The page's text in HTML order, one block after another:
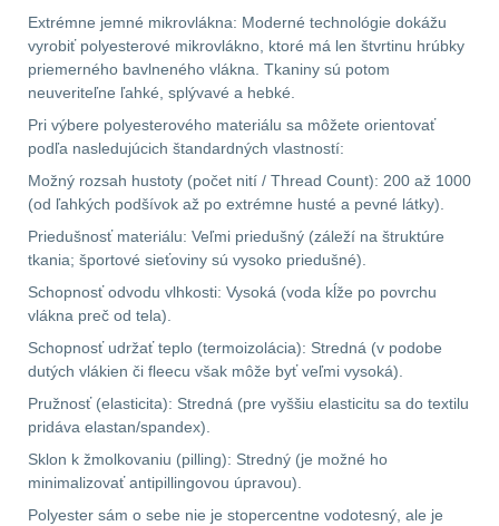
AK4710
.2210
.223 (5.56mm)9
.243 .260 (6.5mm)7
.270 .280 (7mm) 8
.30 .308 (7.62mm)
11
12GA, 20GA14
.40 .41
.44 .45
Extrémne jemné mikrovlákna: Moderné technológie dokážu
vyrobiť polyesterové mikrovlákno, ktoré má len štvrtinu hrúbky
priemerného bavlneného vlákna. Tkaniny sú potom
neuveriteľne ľahké, splývavé a hebké.
Pri výbere polyesterového materiálu sa môžete orientovať
podľa nasledujúcich štandardných vlastností:
Možný rozsah hustoty (počet nití / Thread Count): 200 až 1000
(od ľahkých podšívok až po extrémne husté a pevné látky).
Priedušnosť materiálu: Veľmi priedušný (záleží na štruktúre
tkania; športové sieťoviny sú vysoko priedušné).
Schopnosť odvodu vlhkosti: Vysoká (voda kĺže po povrchu
vlákna preč od tela).
Schopnosť udržať teplo (termoizolácia): Stredná (v podobe
dutých vlákien či fleecu však môže byť veľmi vysoká).
Pružnosť (elasticita): Stredná (pre vyššiu elasticitu sa do textilu
pridáva elastan/spandex).
Sklon k žmolkovaniu (pilling): Stredný (je možné ho
minimalizovať antipillingovou úpravou).
Polyester sám o sebe nie je stopercentne vodotesný, ale je